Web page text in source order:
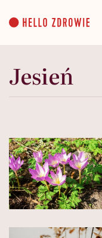
content
Jesień